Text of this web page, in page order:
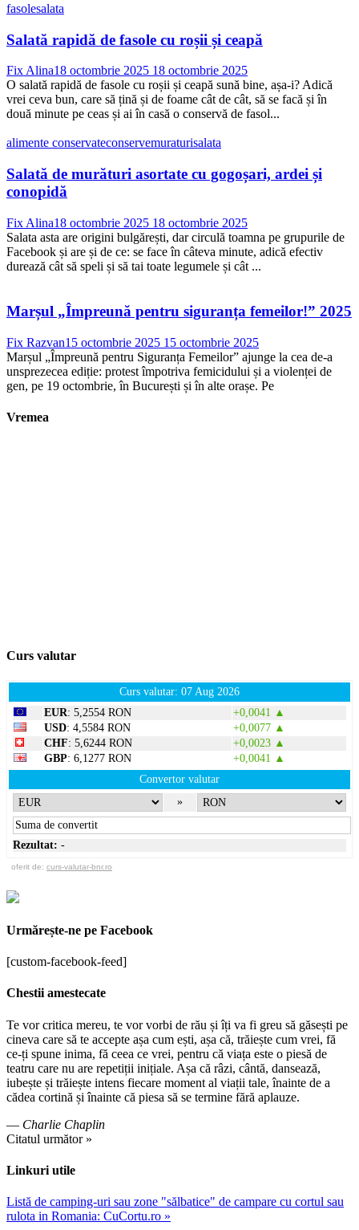
fasolesalata
Salată rapidă de fasole cu roșii și ceapă
Fix Alina18 octombrie 2025 18 octombrie 2025
O salată rapidă de fasole cu roșii și ceapă sună bine, așa-i? Adică
vrei ceva bun, care să țină și de foame cât de cât, să se facă și în
două minute pe ceas și ai în casă o conservă de fasol...
alimente conservateconservemuraturisalata
Salată de murături asortate cu gogoșari, ardei și
conopidă
Fix Alina18 octombrie 2025 18 octombrie 2025
Salata asta are origini bulgărești, dar circulă toamna pe grupurile de
Facebook și are și de ce: se face în câteva minute, adică efectiv
durează cât să speli și să tai toate legumele și cât ...
Marșul „Împreună pentru siguranța femeilor!” 2025
Fix Razvan15 octombrie 2025 15 octombrie 2025
Marșul „Împreună pentru Siguranța Femeilor” ajunge la cea de-a
unsprezecea ediție: protest împotriva femicidului și a violenței de
gen, pe 19 octombrie, în București și în alte orașe. Pe
Vremea
Curs valutar
Curs valutar: 07 Aug 2026
EUR: 5,2554 RON
+0,0041 ▲
USD: 4,5584 RON
+0,0077 ▲
CHF: 5,6244 RON
+0,0023 ▲
GBP: 6,1277 RON
+0,0041 ▲
Convertor valutar
»
Rezultat: -
oferit de: curs-valutar-bnr.ro
Urmărește-ne pe Facebook
[custom-facebook-feed]
Chestii amestecate
Te vor critica mereu, te vor vorbi de rău și îți va fi greu să găsești pe
cineva care să te accepte așa cum ești, așa că, trăiește cum vrei, fă
ce-ți spune inima, fă ceea ce vrei, pentru că viața este o piesă de
teatru care nu are repetiții inițiale. Așa că râzi, cântă, dansează,
iubește și trăiește intens fiecare moment al viații tale, înainte de a
cădea cortină și înainte că piesa să se termine fără aplauze.
— Charlie Chaplin
Citatul următor »
Linkuri utile
Listă de camping-uri sau zone "sălbatice" de campare cu cortul sau
rulota in Romania: CuCortu.ro »